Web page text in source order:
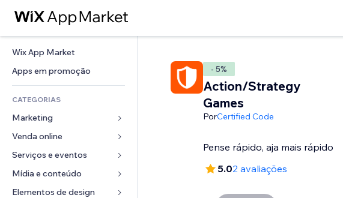
Wix App Market
Apps em promoção
CATEGORIAS
Marketing
Anúncios
Mobile
Análises
Venda online
Apps para lojas
Frete e entrega
Botões de venda
Serviços e eventos
Hotéis
Eventos
Mídia e conteúdo
Galeria
Elementos de design
- 5%
Action/Strategy
Games
PorCertified Code
Pense rápido, aja mais rápido
5.02 avaliações